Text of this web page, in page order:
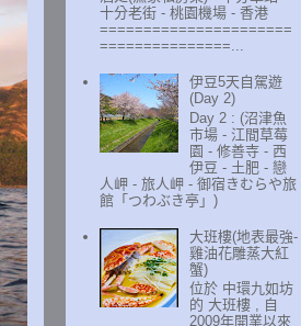
十分老街 - 桃園機場 - 香港
======================
===============...
伊豆5天自駕遊
(Day 2)
Day 2 : (沼津魚
市場 - 江間草莓
園 - 修善寺 - 西
伊豆 - 土肥 - 戀
人岬 - 旅人岬 - 御宿きむらや旅
館「つわぶき亭」)
大班樓(地表最強-
雞油花雕蒸大紅
蟹)
位於 中環九如坊
的 大班樓 , 自
2009年開業以來